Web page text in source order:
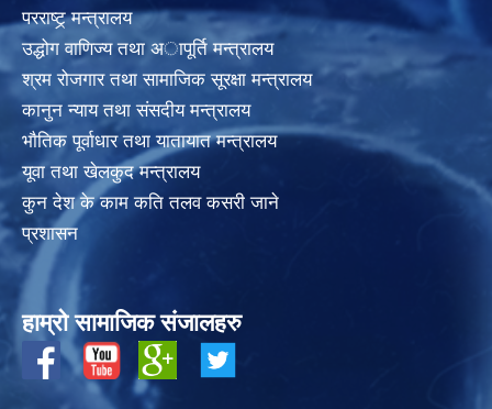
परराष्ट्र् मन्त्रालय
उद्धोग वाणिज्य तथा अापूर्ति मन्त्रालय
श्रम रोजगार तथा सामाजिक सूरक्षा मन्त्रालय
कानुन न्याय तथा संसदीय मन्त्रालय
भाैतिक पूर्वाधार तथा यातायात मन्त्रालय
यूवा तथा खेलकुद मन्त्रालय
कुन देश के काम कति तलव कसरी जाने
प्रशासन
हाम्रो सामाजिक संजालहरु